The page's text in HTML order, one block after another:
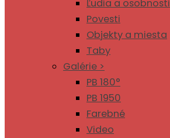
Ľudia a osobnosti
Povesti
Objekty a miesta
Taby
Galérie >
PB 180°
PB 1950
Farebné
Video